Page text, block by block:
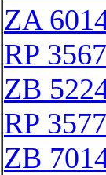
ZA
RP
ZB
RP
ZB